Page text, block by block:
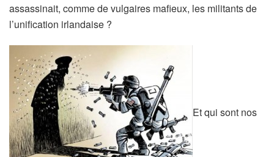
assassinait, comme de vulgaires mafieux, les militants de
l’unification irlandaise ?
Et qui sont nos